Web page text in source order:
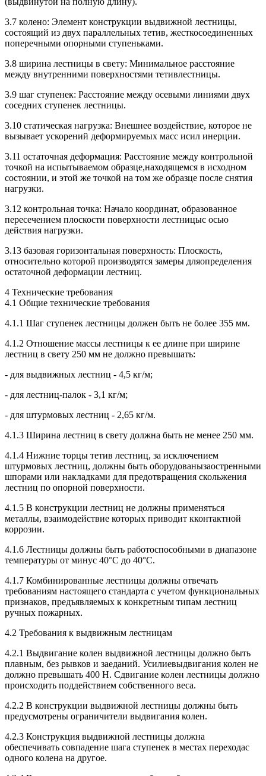
3.7 колено: Элемент конструкции выдвижной лестницы,
состоящий из двух параллельных тетив, жесткосоединенных
поперечными опорными ступеньками.
3.8 ширина лестницы в свету: Минимальное расстояние
между внутренними поверхностями тетивлестницы.
3.9 шаг ступенек: Расстояние между осевыми линиями двух
соседних ступенек лестницы.
3.10 статическая нагрузка: Внешнее воздействие, которое не
вызывает ускорений деформируемых масс исил инерции.
3.11 остаточная деформация: Расстояние между контрольной
точкой на испытываемом образце,находящемся в исходном
состоянии, и этой же точкой на том же образце после снятия
нагрузки.
3.12 контрольная точка: Начало координат, образованное
пересечением плоскости поверхности лестницыс осью
действия нагрузки.
3.13 базовая горизонтальная поверхность: Плоскость,
относительно которой производятся замеры дляопределения
остаточной деформации лестниц.
4 Технические требования
4.1 Общие технические требования
4.1.1 Шаг ступенек лестницы должен быть не более 355 мм.
4.1.2 Отношение массы лестницы к ее длине при ширине
лестниц в свету 250 мм не должно превышать:
- для выдвижных лестниц - 4,5 кг/м;
- для лестниц-палок - 3,1 кг/м;
- для штурмовых лестниц - 2,65 кг/м.
4.1.3 Ширина лестниц в свету должна быть не менее 250 мм.
4.1.4 Нижние торцы тетив лестниц, за исключением
штурмовых лестниц, должны быть оборудованызаостренными
шпорами или накладками для предотвращения скольжения
лестниц по опорной поверхности.
4.1.5 В конструкции лестниц не должны применяться
металлы, взаимодействие которых приводит кконтактной
коррозии.
4.1.6 Лестницы должны быть работоспособными в диапазоне
температуры от минус 40°С до 40°С.
4.1.7 Комбинированные лестницы должны отвечать
требованиям настоящего стандарта с учетом функциональных
признаков, предъявляемых к конкретным типам лестниц
ручных пожарных.
4.2 Требования к выдвижным лестницам
4.2.1 Выдвигание колен выдвижной лестницы должно быть
плавным, без рывков и заеданий. Усилиевыдвигания колен не
должно превышать 400 Н. Сдвигание колен лестницы должно
происходить поддействием собственного веса.
4.2.2 В конструкции выдвижной лестницы должны быть
предусмотрены ограничители выдвигания колен.
4.2.3 Конструкция выдвижной лестницы должна
обеспечивать совпадение шага ступенек в местах переходас
одного колена на другое.